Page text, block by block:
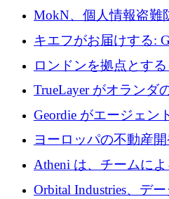
TrueLayer が In3 を買
を奪還
MokN、個人情報盗難
の成長のためにシリ
調達
キエフがお届けする:
イナで最も急速に成
ように拡大したか
ロンドンを拠点とす
5,000 万ドルの資金調
TrueLayer がオランダ
収、チェックアウト
Geordie がエージェン
ガバナンスをもたらす
ヨーロッパの不動産
目を向けているため、
1億ユーロを突破
Atheni は、チームに
用を支援するために
Orbital Industries、デ